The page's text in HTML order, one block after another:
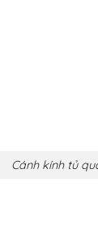
Cánh kính tủ